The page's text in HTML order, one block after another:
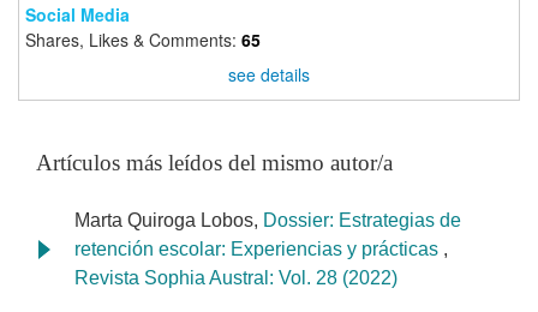
Social Media
Shares, Likes & Comments: 65
see details
Artículos más leídos del mismo autor/a
Marta Quiroga Lobos, Dossier: Estrategias de
retención escolar: Experiencias y prácticas ,
Revista Sophia Austral: Vol. 28 (2022)